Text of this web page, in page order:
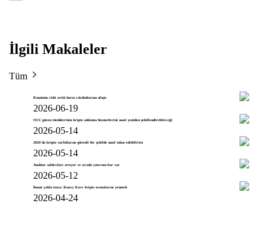
İlgili Makaleler
Tüm
Kuantum riski artık borsa cüzdanlarına ulaştı
2026-06-19
OCC güven tüzüklerinin kripto saklama hizmetlerini nasıl yeniden şekillendirebileceği
2026-05-14
2026'da kripto varlıklarını güvenli bir şekilde nasıl takas edebilirsin
2026-05-14
Anahtar saldırıları artıyor ve sırada yatırımcılar var
2026-05-12
İnsani çoklu imza: Kuzey Kore kripto sızmalarını yenmek
2026-04-24